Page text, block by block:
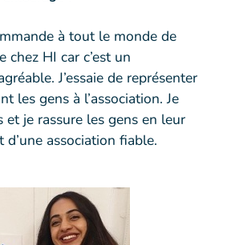
à tout le monde de
chez HI car c’est un
J’essaie de représenter
les gens à l’association. Je
et je rassure les gens en leur
d’une association fiable.